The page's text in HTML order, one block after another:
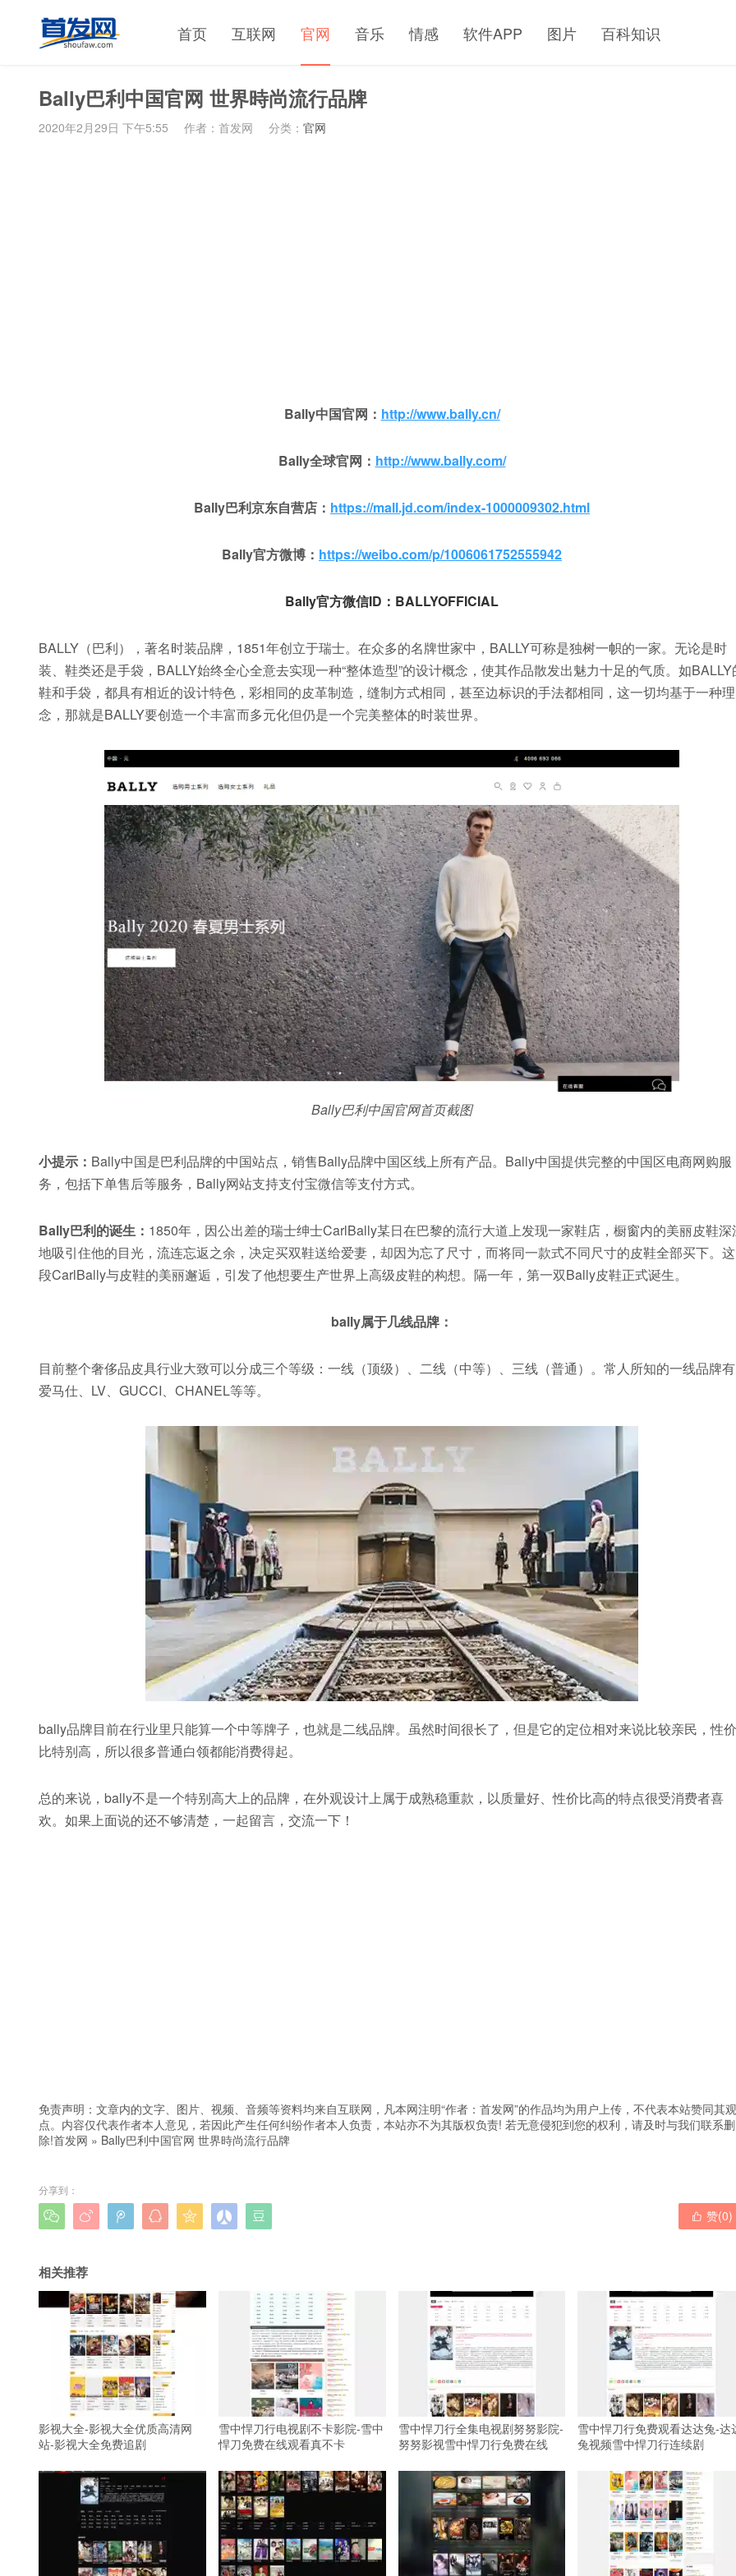
首页 互联网 官网 音乐 情感 软件APP 图片 百科知识
Bally巴利中国官网 世界時尚流行品牌
2020年2月29日 下午5:55 作者：首发网 分类： 官网
Bally中国官网： http://www.bally.cn/
Bally全球官网： http://www.bally.com/
Bally巴利京东自营店： https://mall.jd.com/index-1000009302.html
Bally官方微博： https://weibo.com/p/1006061752555942
Bally官方微信ID：BALLYOFFICIAL
BALLY（巴利），著名时装品牌，1851年创立于瑞士。在众多的名牌世家中，BALLY可称是独树一帜的一家。无论是时
装、鞋类还是手袋，BALLY始终全心全意去实现一种“整体造型”的设计概念，使其作品散发出魅力十足的气质。如BALLY
鞋和手袋，都具有相近的设计特色，彩相同的皮革制造，缝制方式相同，甚至边标识的手法都相同，这一切均基于一种理
念，那就是BALLY要创造一个丰富而多元化但仍是一个完美整体的时装世界。
Bally巴利中国官网首页截图
小提示： Bally中国是巴利品牌的中国站点，销售Bally品牌中国区线上所有产品。Bally中国提供完整的中国区电商网购服
务，包括下单售后等服务，Bally网站支持支付宝微信等支付方式。
Bally巴利的诞生： 1850年，因公出差的瑞士绅士CarlBally某日在巴黎的流行大道上发现一家鞋店，橱窗内的美丽皮鞋深
地吸引住他的目光，流连忘返之余，决定买双鞋送给爱妻，却因为忘了尺寸，而将同一款式不同尺寸的皮鞋全部买下。这
段CarlBally与皮鞋的美丽邂逅，引发了他想要生产世界上高级皮鞋的构想。隔一年，第一双Bally皮鞋正式诞生。
bally属于几线品牌：
目前整个奢侈品皮具行业大致可以分成三个等级：一线（顶级）、二线（中等）、三线（普通）。常人所知的一线品牌有
爱马仕、LV、GUCCI、CHANEL等等。
bally品牌目前在行业里只能算一个中等牌子，也就是二线品牌。虽然时间很长了，但是它的定位相对来说比较亲民，性价
比特别高，所以很多普通白领都能消费得起。
总的来说，bally不是一个特别高大上的品牌，在外观设计上属于成熟稳重款，以质量好、性价比高的特点很受消费者喜
欢。如果上面说的还不够清楚，一起留言，交流一下！
免责声明：文章内的文字、图片、视频、音频等资料均来自互联网，凡本网注明“作者：首发网”的作品均为用户上传，不代表本站赞同其观
点。内容仅代表作者本人意见，若因此产生任何纠纷作者本人负责，本站亦不为其版权负责! 若无意侵犯到您的权利，请及时与我们联系删
除!首发网 » Bally巴利中国官网 世界時尚流行品牌
分享到：
        赞(0)
相关推荐
影视大全-影视大全优质高清网
站-影视大全免费追剧
雪中悍刀行电视剧不卡影院-雪中
悍刀免费在线观看真不卡
雪中悍刀行全集电视剧努努影院-
努努影视雪中悍刀行免费在线
雪中悍刀行免费观看达达兔-达
兔视频雪中悍刀行连续剧